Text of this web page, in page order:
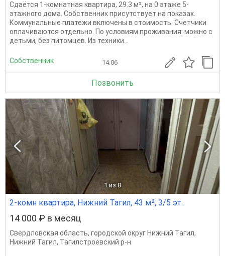
Сдаётся 1-комнатная квартира, 29.3 м², на 0 этаже 5-
этажного дома. Собственник присутствует на показах.
Коммунальные платежи включены в стоимость. Счетчики
оплачиваются отдельно. По условиям проживания: можно с
детьми, без питомцев. Из техники...
Собственник 14.06
Позвонить
1 из 8
2-комн квартира, Нижний Тагил, 43 м², 3/5 эт.
14 000 ₽ в месяц
Свердловская область, городской округ Нижний Тагил,
Нижний Тагил, Тагилстроевский р-н